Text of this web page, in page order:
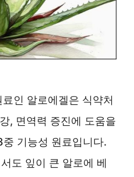
인 알로에겔은 식약처
, 면역력 증진에 도움을
기능성 원료입니다.
도 잎이 큰 알로에 베